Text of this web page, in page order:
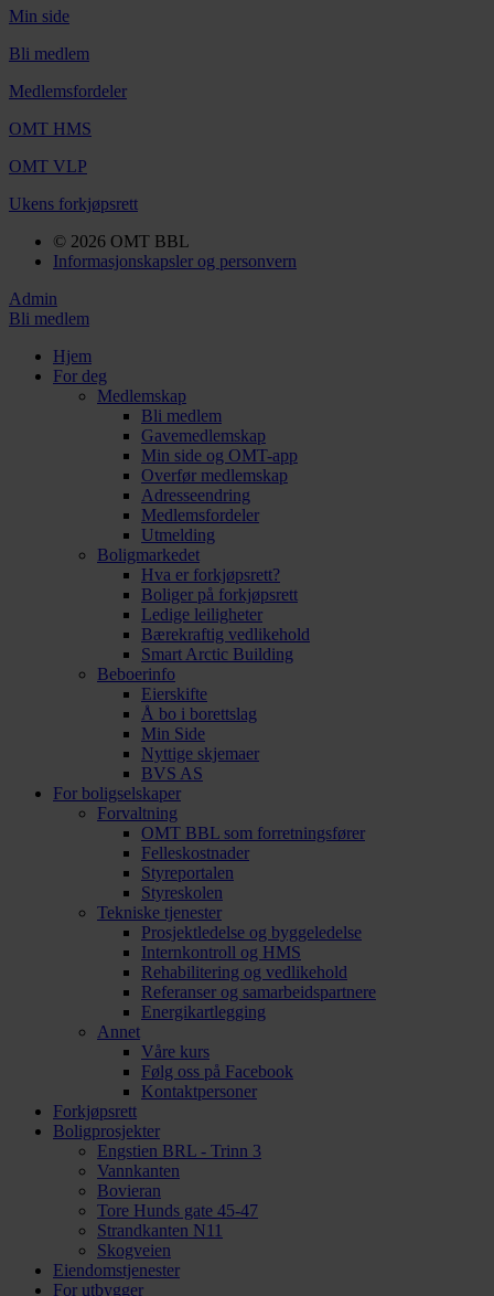
Min side
Bli medlem
Medlemsfordeler
OMT HMS
OMT VLP
Ukens forkjøpsrett
© 2026 OMT BBL
Informasjonskapsler og personvern
Admin
Bli medlem
Hjem
For deg
Medlemskap
Bli medlem
Gavemedlemskap
Min side og OMT-app
Overfør medlemskap
Adresseendring
Medlemsfordeler
Utmelding
Boligmarkedet
Hva er forkjøpsrett?
Boliger på forkjøpsrett
Ledige leiligheter
Bærekraftig vedlikehold
Smart Arctic Building
Beboerinfo
Eierskifte
Å bo i borettslag
Min Side
Nyttige skjemaer
BVS AS
For boligselskaper
Forvaltning
OMT BBL som forretningsfører
Felleskostnader
Styreportalen
Styreskolen
Tekniske tjenester
Prosjektledelse og byggeledelse
Internkontroll og HMS
Rehabilitering og vedlikehold
Referanser og samarbeidspartnere
Energikartlegging
Annet
Våre kurs
Følg oss på Facebook
Kontaktpersoner
Forkjøpsrett
Boligprosjekter
Engstien BRL - Trinn 3
Vannkanten
Bovieran
Tore Hunds gate 45-47
Strandkanten N11
Skogveien
Eiendomstjenester
For utbygger